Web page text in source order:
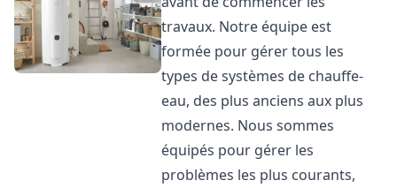
travaux. Notre équipe est
formée pour gérer tous les
types de systèmes de chauffe-
eau, des plus anciens aux plus
modernes. Nous sommes
équipés pour gérer les
problèmes les plus courants,